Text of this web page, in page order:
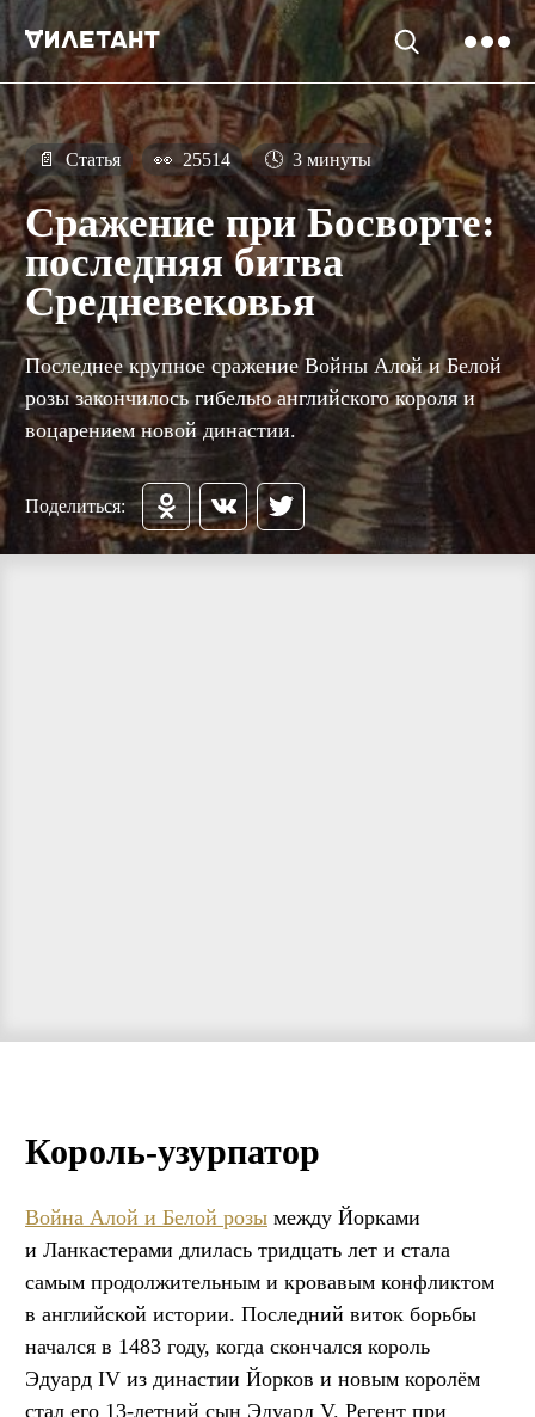
📄 Статья 👀 25514 🕓 3 минуты
Сражение при Босворте:
последняя битва
Средневековья
Последнее крупное сражение Войны Алой и Белой
розы закончилось гибелью английского короля и
воцарением новой династии.
Поделиться:
Король-узурпатор
Война Алой и Белой розы между Йорками
и Ланкастерами длилась тридцать лет и стала
самым продолжительным и кровавым конфликтом
в английской истории. Последний виток борьбы
начался в 1483 году, когда скончался король
Эдуард IV из династии Йорков и новым королём
стал его 13-летний сын Эдуард V. Регент при